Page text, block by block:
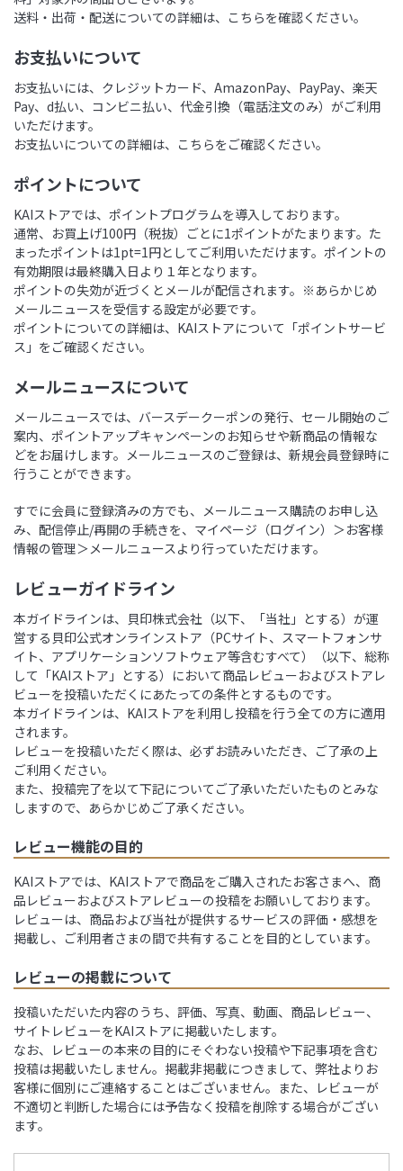
送料・出荷・配送についての詳細は、 こちらを確認ください。
お支払いについて
お支払いには、クレジットカード、AmazonPay、PayPay、楽天
Pay、d払い、コンビニ払い、代金引換（電話注文のみ）がご利用
いただけます。
お支払いについての詳細は、 こちらをご確認ください。
ポイントについて
KAIストアでは、ポイントプログラムを導入しております。
通常、お買上げ100円（税抜）ごとに1ポイントがたまります。た
まったポイントは1pt=1円としてご利用いただけます。ポイントの
有効期限は最終購入日より１年となります。
ポイントの失効が近づくとメールが配信されます。※あらかじめ
メールニュースを受信する設定が必要です。
ポイントについての詳細は、 KAIストアについて「ポイントサービ
ス」 をご確認ください。
メールニュースについて
メールニュースでは、バースデークーポンの発行、セール開始のご
案内、ポイントアップキャンペーンのお知らせや新商品の情報な
どをお届けします。メールニュースのご登録は、新規会員登録時に
行うことができます。
すでに会員に登録済みの方でも、メールニュース購読のお申し込
み、配信停止/再開の手続きを、マイページ（ログイン）＞お客様
情報の管理＞メールニュースより行っていただけます。
レビューガイドライン
本ガイドラインは、貝印株式会社（以下、「当社」とする）が運
営する貝印公式オンラインストア（PCサイト、スマートフォンサ
イト、アプリケーションソフトウェア等含むすべて）（以下、総称
して「KAIストア」とする）において商品レビューおよびストアレ
ビューを投稿いただくにあたっての条件とするものです。
本ガイドラインは、KAIストアを利用し投稿を行う全ての方に適用
されます。
レビューを投稿いただく際は、必ずお読みいただき、ご了承の上
ご利用ください。
また、投稿完了を以て下記についてご了承いただいたものとみな
しますので、あらかじめご了承ください。
レビュー機能の目的
KAIストアでは、KAIストアで商品をご購入されたお客さまへ、商
品レビューおよびストアレビューの投稿をお願いしております。
レビューは、商品および当社が提供するサービスの評価・感想を
掲載し、ご利用者さまの間で共有することを目的としています。
レビューの掲載について
投稿いただいた内容のうち、評価、写真、動画、商品レビュー、
サイトレビューをKAIストアに掲載いたします。
なお、レビューの本来の目的にそぐわない投稿や下記事項を含む
投稿は掲載いたしません。掲載非掲載につきまして、弊社よりお
客様に個別にご連絡することはございません。また、レビューが
不適切と判断した場合には予告なく投稿を削除する場合がござい
ます。